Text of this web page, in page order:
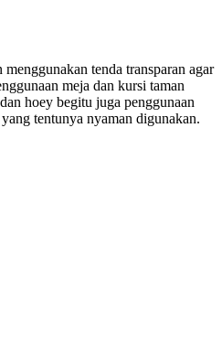
tenda transparan agar
meja dan kursi taman
hoey begitu juga penggunaan
tentunya nyaman digunakan.